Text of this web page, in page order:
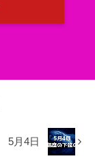
5月4日